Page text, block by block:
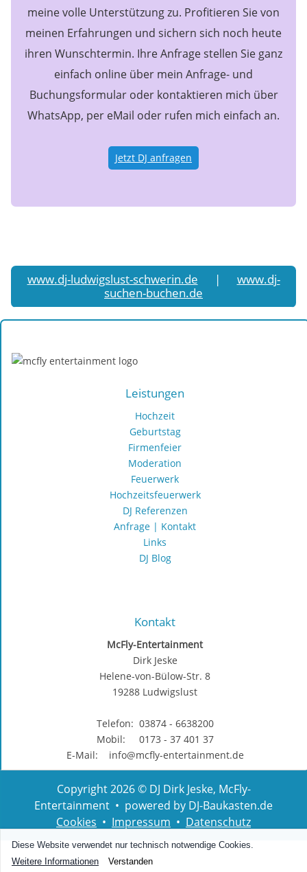
Diese Website verwendet nur technisch notwendige Cookies.
Weitere Informationen
Verstanden
meine volle Unterstützung zu. Profitieren Sie von
meinen Erfahrungen und sichern sich noch heute
ihren Wunschtermin. Ihre Anfrage stellen Sie ganz
einfach online über mein Anfrage- und
Buchungsformular oder kontaktieren mich über
WhatsApp, per eMail oder rufen mich einfach an.
Jetzt DJ anfragen
www.dj-ludwigslust-schwerin.de | www.dj-
suchen-buchen.de
Leistungen
Hochzeit
Geburtstag
Firmenfeier
Moderation
Feuerwerk
Hochzeitsfeuerwerk
DJ Referenzen
Anfrage | Kontakt
Links
DJ Blog
Kontakt
McFly-Entertainment
Dirk Jeske
Helene-von-Bülow-Str. 8
19288 Ludwigslust
Telefon: 03874 - 6638200
Mobil: 0173 - 37 401 37
E-Mail: info@mcfly-entertainment.de
Copyright 2026 © DJ Dirk Jeske, McFly-
Entertainment • powered by DJ-Baukasten.de
Cookies • Impressum • Datenschutz